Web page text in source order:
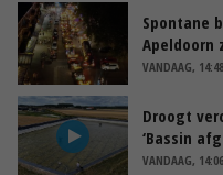
Spontane
Apeldoorn
VANDAAG, 14:48
Droogt
‘Bassin
VANDAAG, 14:06